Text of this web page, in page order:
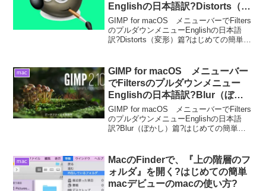
Englishの日本語訳?Distorts（変
形）篇?はじめての簡単macデビ
ューのmacの使い方?
GIMP for macOS メニューバーでFilters
のプルダウンメニューEnglishの日本語
訳?Distorts（変形）篇?はじめての簡単
mac
GIMP for macOS メニューバー
でFiltersのプルダウンメニュー
Englishの日本語訳?Blur（ぼか
し）篇?はじめての簡単macデビ
ューのmacの使い方?
GIMP for macOS メニューバーでFilters
のプルダウンメニューEnglishの日本語
訳?Blur（ぼかし）篇?はじめての簡単
ウ...
mac
MacのFinderで、『上の階層のフ
ォルダ』を開く?はじめての簡単
macデビューのmacの使い方?